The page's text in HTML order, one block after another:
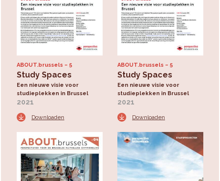
ABOUT.brussels 5
Study Spaces
Een nieuwe visie voor
studieplekken in Brussel
2021
Downloaden
ABOUT.brussels 5
Study Spaces
Een nieuwe visie voor
studieplekken in Brussel
2021
Downloaden